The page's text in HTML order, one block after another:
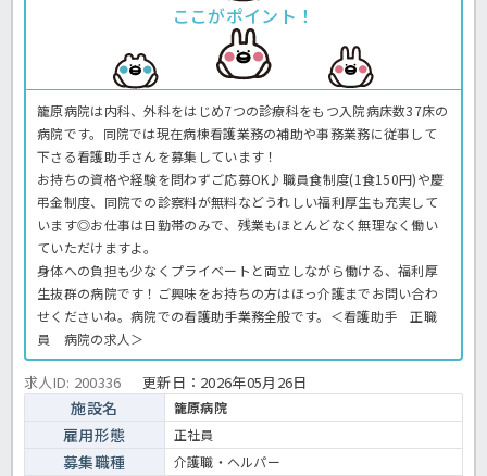
ここがポイント！
籠原病院は内科、外科をはじめ7つの診療科をもつ入院病床数37床の
病院です。同院では現在病棟看護業務の補助や事務業務に従事して
下さる看護助手さんを募集しています！
お持ちの資格や経験を問わずご応募OK♪職員食制度(1食150円)や慶
弔金制度、同院での診察料が無料などうれしい福利厚生も充実して
います◎お仕事は日勤帯のみで、残業もほとんどなく無理なく働い
ていただけますよ。
身体への負担も少なくプライベートと両立しながら働ける、福利厚
生抜群の病院です！ご興味をお持ちの方はほっ介護までお問い合わ
せくださいね。病院での看護助手業務全般です。＜看護助手 正職
員 病院の求人＞
求人ID: 200336 更新日： 2026年05月26日
施設名 籠原病院
雇用形態 正社員
募集職種 介護職・ヘルパー